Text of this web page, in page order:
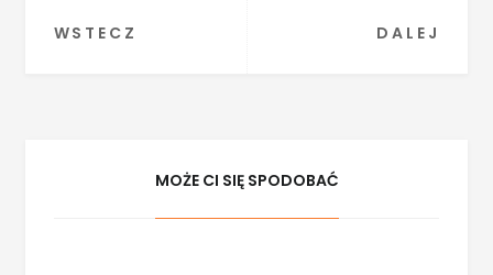
Nawigacja
WSTECZ DALEJ
MOŻE CI SIĘ SPODOBAĆ